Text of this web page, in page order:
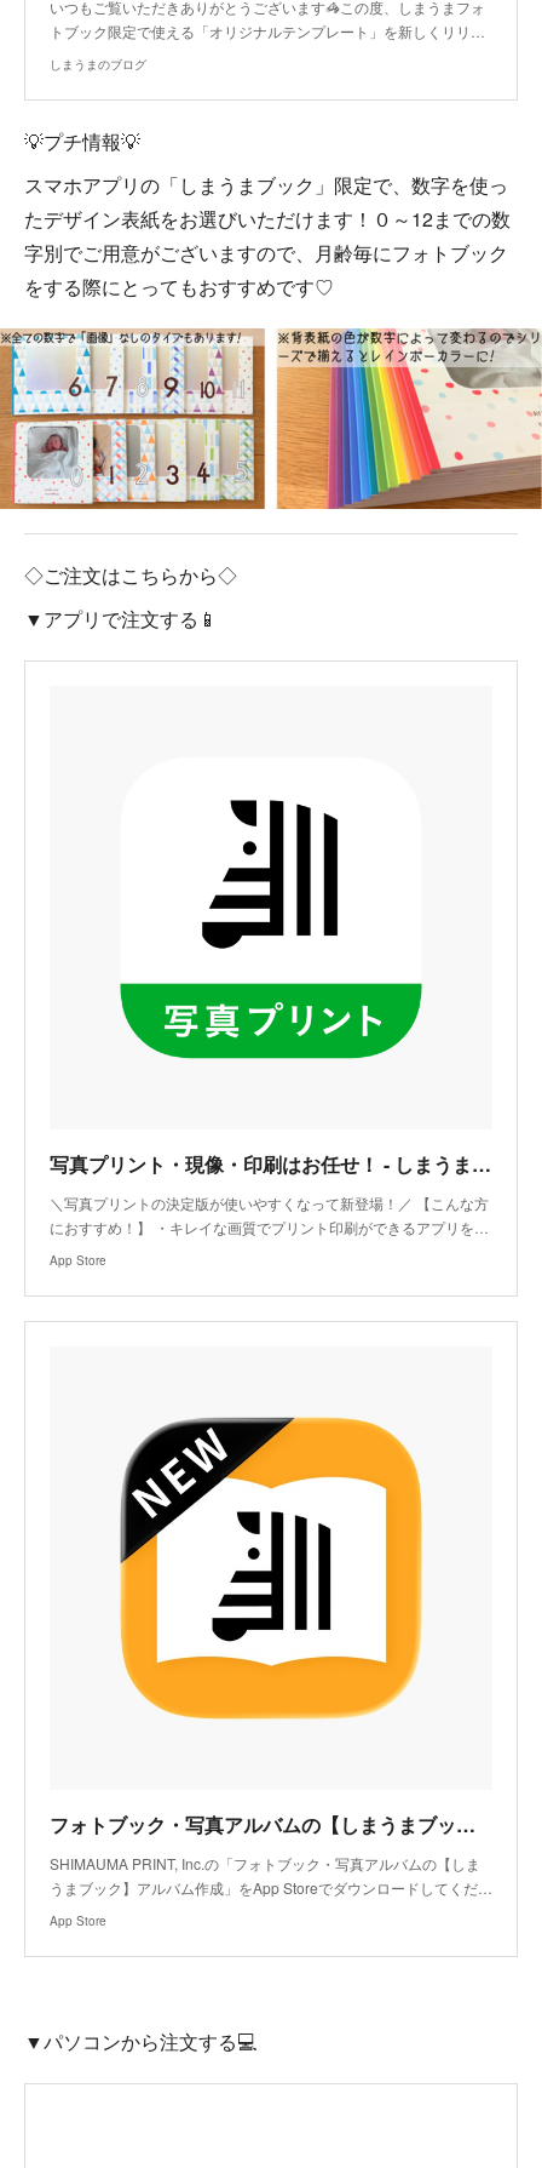
いつもご覧いただきありがとうございます🦓この度、しまうまフォ
トブック限定で使える「オリジナルテンプレート」を新しくリリ…
しまうまのブログ
💡プチ情報💡
スマホアプリの「しまうまブック」限定で、数字を使っ
たデザイン表紙をお選びいただけます！０～12までの数
字別でご用意がございますので、月齢毎にフォトブック
をする際にとってもおすすめです♡
◇ご注文はこちらから◇
▼アプリで注文する📱
‎写真プリント・現像・印刷はお任せ！ - しまうまプリント
‎＼写真プリントの決定版が使いやすくなって新登場！／ 【こんな方
におすすめ！】 ・キレイな画質でプリント印刷ができるアプリを…
App Store
フォトブック・写真アルバムの【しまうまブック】アルバム作成アプリ - App Store
SHIMAUMA PRINT, Inc.の「フォトブック・写真アルバムの【しま
うまブック】アルバム作成」をApp Storeでダウンロードしてくだ…
App Store
▼パソコンから注文する💻